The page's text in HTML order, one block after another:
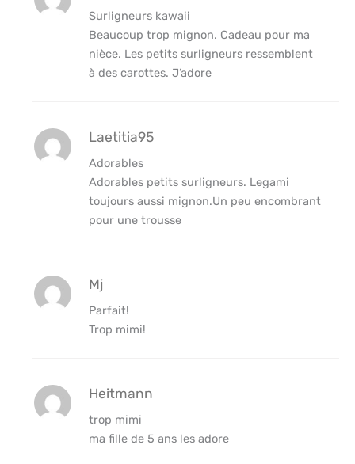
Surligneurs kawaii
Beaucoup trop mignon. Cadeau pour ma
nièce. Les petits surligneurs ressemblent
à des carottes. J’adore
Laetitia95
Adorables
Adorables petits surligneurs. Legami
toujours aussi mignon.Un peu encombrant
pour une trousse
Mj
Parfait!
Trop mimi!
Heitmann
trop mimi
ma fille de 5 ans les adore